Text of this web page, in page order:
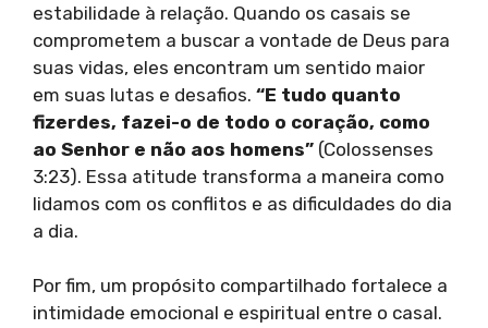
estabilidade à relação. Quando os casais se
comprometem a buscar a vontade de Deus para
suas vidas, eles encontram um sentido maior
em suas lutas e desafios. “E tudo quanto
fizerdes, fazei-o de todo o coração, como
ao Senhor e não aos homens” (Colossenses
3:23). Essa atitude transforma a maneira como
lidamos com os conflitos e as dificuldades do dia
a dia.
Por fim, um propósito compartilhado fortalece a
intimidade emocional e espiritual entre o casal.